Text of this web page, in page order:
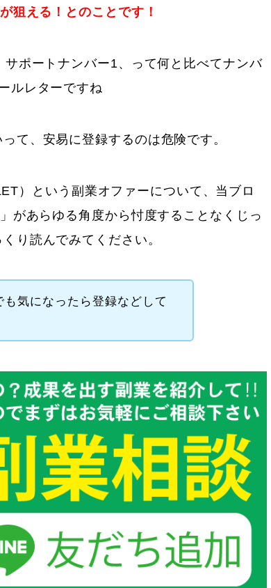
狙える！とのことです！
ポートナンバー1、って何と比べてナンバ
ルレターですね
て、安易に登録するのは危険です。
）という副業オファーについて、当ブロ
があらゆる角度から忖度することなくじっ
り読んでみてください。
気になったら登録などして